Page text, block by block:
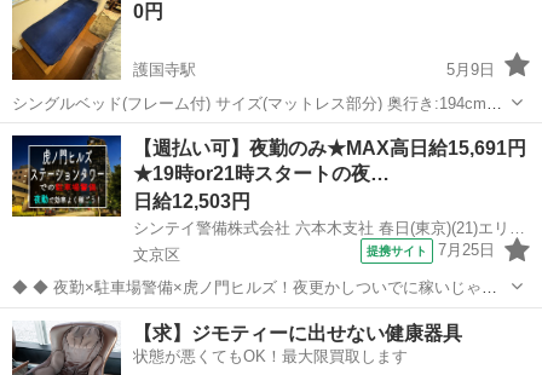
合でも責任は負いかねます。
0円
護国寺駅
5月9日
シングルベッド(フレーム付) サイズ(マットレス部分) 奥行き:194cm
幅:80cm 厚み:16cm なかなか大きいので、ハイエース的な車でないと
運ぶのは難しいかもしれません。同日に色々引き取る予定よ方も、車
のスペ...
東京 文京区 護国寺駅 ベッド フレーム
【週払い可】夜勤のみ★MAX高日給15,691円
★19時or21時スタートの夜…
日給12,503円
文京区
提携サイト 7月25日
◆ ◆ 夜勤×駐車場警備×虎ノ門ヒルズ！夜更かしついでに稼いじゃお
う☆ 虎ノ門ヒルズステーションタワーの駐車場で 誘導・案内などのシ
ンプル業務をお任せ！ 夜勤ならではの高日給だから 少ない勤務日数で
も効率的に稼げます！ ...
東京 文京区 警備員
【求】ジモティーに出せない健康器具
状態が悪くてもOK！最大限買取します